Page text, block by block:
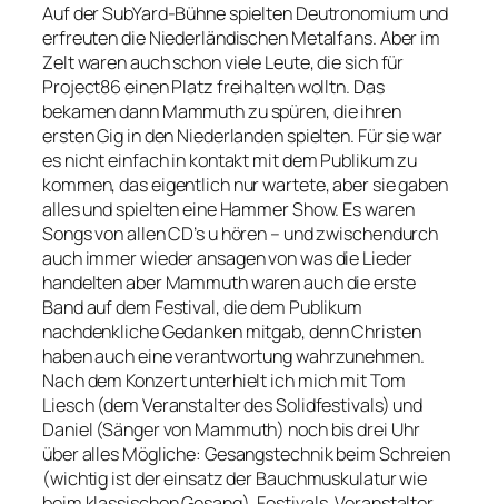
Auf der SubYard-Bühne spielten Deutronomium und
erfreuten die Niederländischen Metalfans. Aber im
Zelt waren auch schon viele Leute, die sich für
Project86 einen Platz freihalten wolltn. Das
bekamen dann Mammuth zu spüren, die ihren
ersten Gig in den Niederlanden spielten. Für sie war
es nicht einfach in kontakt mit dem Publikum zu
kommen, das eigentlich nur wartete, aber sie gaben
alles und spielten eine Hammer Show. Es waren
Songs von allen CD’s u hören – und zwischendurch
auch immer wieder ansagen von was die Lieder
handelten aber Mammuth waren auch die erste
Band auf dem Festival, die dem Publikum
nachdenkliche Gedanken mitgab, denn Christen
haben auch eine verantwortung wahrzunehmen.
Nach dem Konzert unterhielt ich mich mit Tom
Liesch (dem Veranstalter des Solidfestivals) und
Daniel (Sänger von Mammuth) noch bis drei Uhr
über alles Mögliche: Gesangstechnik beim Schreien
(wichtig ist der einsatz der Bauchmuskulatur wie